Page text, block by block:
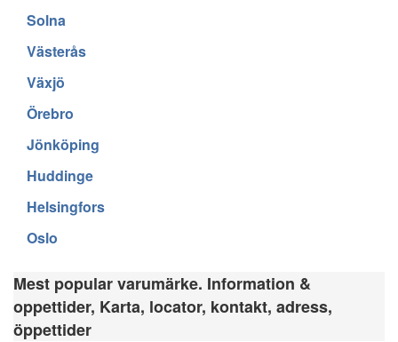
Solna
Västerås
Växjö
Örebro
Jönköping
Huddinge
Helsingfors
Oslo
Mest popular varumärke. Information &
oppettider, Karta, locator, kontakt, adress,
öppettider